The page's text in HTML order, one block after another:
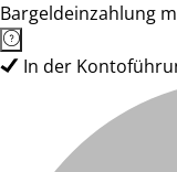
Bargeldeinzahlung
In der